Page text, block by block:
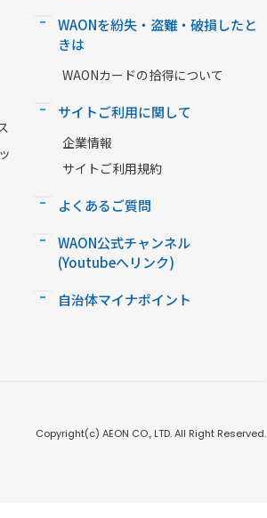
WAONを紛失・盗難・破損したと
きは
WAONカードの拾得について
サイトご利用に関して
企業情報
サイトご利用規約
よくあるご質問
WAON公式チャンネル
(Youtubeへリンク)
自治体マイナポイント
Copyright(c) AEON CO., LTD. All Right Reserved.